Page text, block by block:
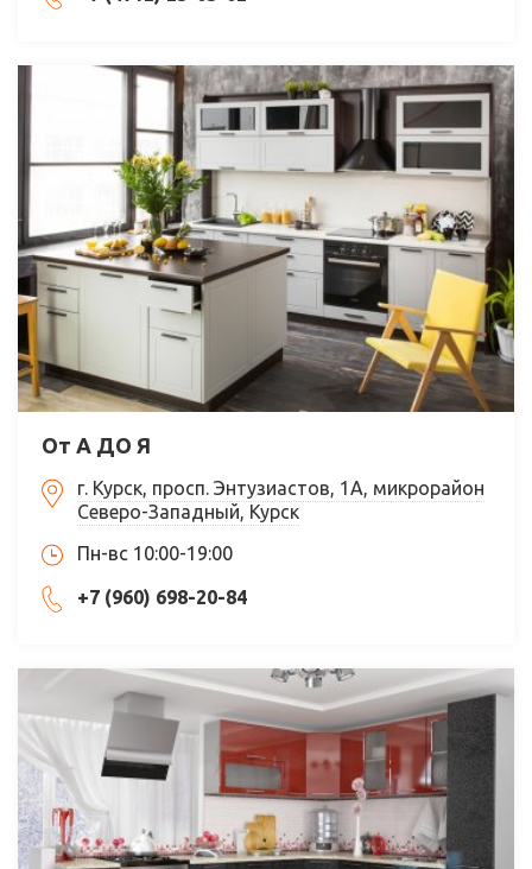
От А ДО Я
г. Курск, просп. Энтузиастов, 1А, микрорайон
Северо-Западный, Курск
Пн-вс 10:00-19:00
+7 (960) 698-20-84